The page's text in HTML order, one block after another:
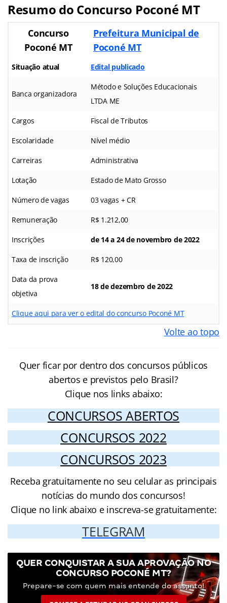
Resumo do Concurso Poconé MT
Concurso
Poconé MT
Prefeitura Municipal de
Poconé MT
Situação atual Edital publicado
Banca organizadora
Método e Soluções Educacionais
LTDA ME
Cargos Fiscal de Tributos
Escolaridade Nível médio
Carreiras Administrativa
Lotação Estado de Mato Grosso
Número de vagas 03 vagas + CR
Remuneração R$ 1.212,00
Inscrições de 14 a 24 de novembro de 2022
Taxa de inscrição R$ 120,00
Data da prova
objetiva
18 de dezembro de 2022
Clique aqui para ver o edital do concurso Poconé MT
Volte ao topo
Quer ficar por dentro dos concursos públicos
abertos e previstos pelo Brasil?
Clique nos links abaixo:
CONCURSOS ABERTOS
CONCURSOS 2022
CONCURSOS 2023
Receba gratuitamente no seu celular as principais
notícias do mundo dos concursos!
Clique no link abaixo e inscreva-se gratuitamente:
TELEGRAM
QUER CONQUISTAR A SUA APROVAÇÃO NO
CONCURSO POCONÉ MT?
Prepare-se com quem mais entende do assunto!